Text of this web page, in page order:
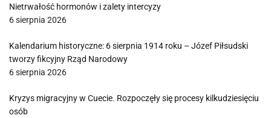
Nietrwałość hormonów i zalety intercyzy
6 sierpnia 2026
Kalendarium historyczne: 6 sierpnia 1914 roku – Józef Piłsudski
tworzy fikcyjny Rząd Narodowy
6 sierpnia 2026
Kryzys migracyjny w Cuecie. Rozpoczęły się procesy kilkudziesięciu
osób